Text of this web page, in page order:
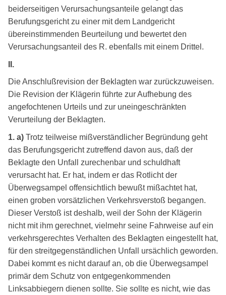
beiderseitigen Verursachungsanteile gelangt das
Berufungsgericht zu einer mit dem Landgericht
übereinstimmenden Beurteilung und bewertet den
Verursachungsanteil des R. ebenfalls mit einem Drittel.
II.
Die Anschlußrevision der Beklagten war zurückzuweisen.
Die Revision der Klägerin führte zur Aufhebung des
angefochtenen Urteils und zur uneingeschränkten
Verurteilung der Beklagten.
1. a) Trotz teilweise mißverständlicher Begründung geht
das Berufungsgericht zutreffend davon aus, daß der
Beklagte den Unfall zurechenbar und schuldhaft
verursacht hat. Er hat, indem er das Rotlicht der
Überwegsampel offensichtlich bewußt mißachtet hat,
einen groben vorsätzlichen Verkehrsverstoß begangen.
Dieser Verstoß ist deshalb, weil der Sohn der Klägerin
nicht mit ihm gerechnet, vielmehr seine Fahrweise auf ein
verkehrsgerechtes Verhalten des Beklagten eingestellt hat,
für den streitgegenständlichen Unfall ursächlich geworden.
Dabei kommt es nicht darauf an, ob die Überwegsampel
primär dem Schutz von entgegenkommenden
Linksabbiegern dienen sollte. Sie sollte es nicht, wie das